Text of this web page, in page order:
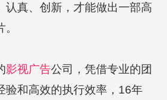
认真、创新，才能做出一部高
影视广告公司，凭借专业的团
验和高效的执行效率，16年